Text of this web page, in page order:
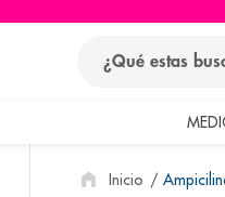
términos
1. protector